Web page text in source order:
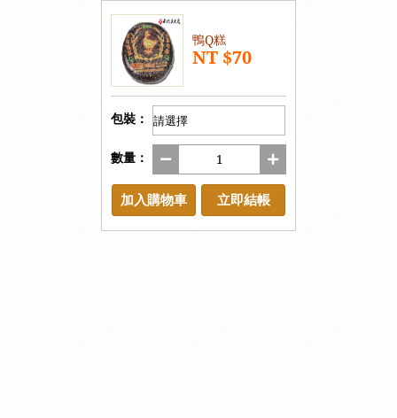
鴨Q糕
NT $70
包裝：
數量：
加入購物車 立即結帳